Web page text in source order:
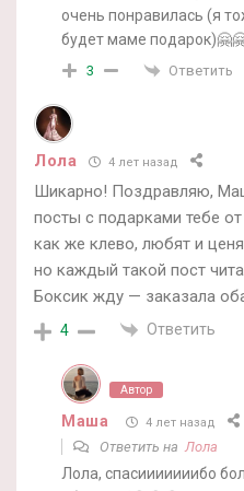
очень понравилась (я
будет маме
3 Ответить
Лола 4 лет назад
Шикарно! Поздравляю,
посты с подарками тебе
как же клево, любят и
но каждый такой пост
Боксик жду — заказала
4 Ответить
Автор
Маша 4 лет назад
Ответить наЛола
Лола, спасииииииибо